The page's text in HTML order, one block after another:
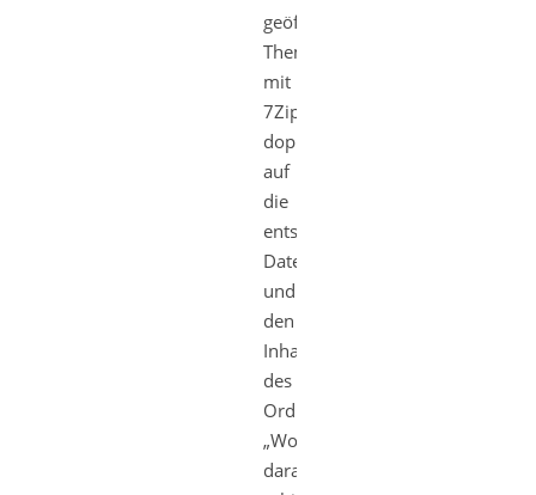
geöffneten
Theme
mit
7Zip
doppelklicken
auf
die
entsprechende
Datei
und
den
Inhalt
des
Ordners
„Work“
darau